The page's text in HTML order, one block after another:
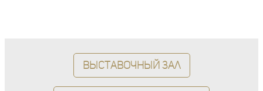
Выставочный зал